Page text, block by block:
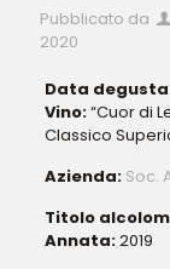
Pubblicato da
2020
Data
Vino:“Cuor di
Classico
Azienda: Soc.
Titolo
Annata:2019